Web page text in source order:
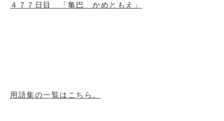
４７７日目 「亀巴 かめともえ」
用語集の一覧はこちら。